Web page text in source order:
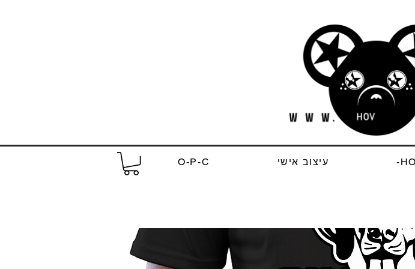
עיצוב אישי O-P-C